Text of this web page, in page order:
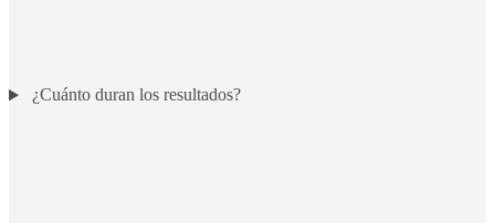
¿Cuánto duran los resultados?